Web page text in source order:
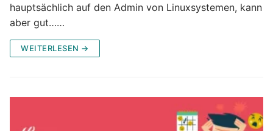
hauptsächlich auf den Admin von Linuxsystemen, kann
aber gut……
WEITERLESEN →